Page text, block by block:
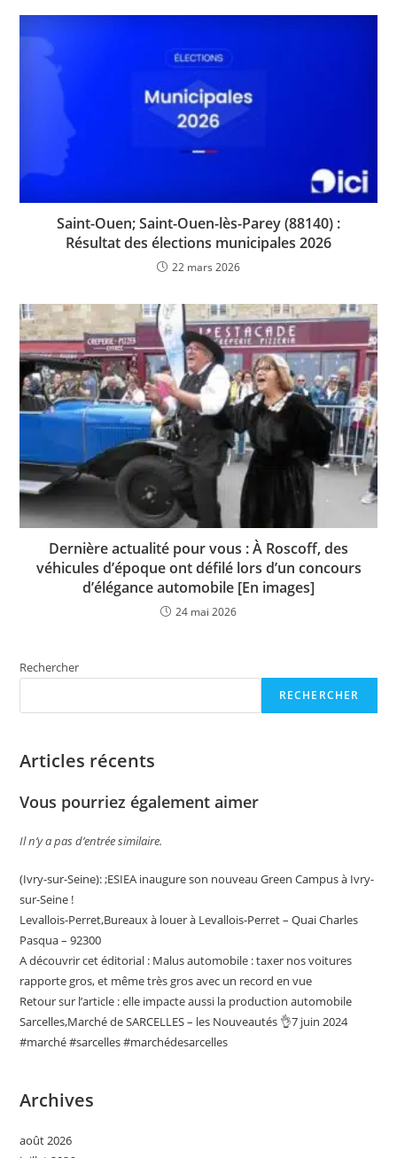
Saint-Ouen; Saint-Ouen-lès-Parey (88140) :
Résultat des élections municipales 2026
22 mars 2026
Dernière actualité pour vous : À Roscoff, des
véhicules d’époque ont défilé lors d’un concours
d’élégance automobile [En images]
24 mai 2026
Rechercher
RECHERCHER
Articles récents
Vous pourriez également aimer
Il n’y a pas d’entrée similaire.
(Ivry-sur-Seine): ;ESIEA inaugure son nouveau Green Campus à Ivry-
sur-Seine !
Levallois-Perret,Bureaux à louer à Levallois-Perret – Quai Charles
Pasqua – 92300
A découvrir cet éditorial : Malus automobile : taxer nos voitures
rapporte gros, et même très gros avec un record en vue
Retour sur l’article : elle impacte aussi la production automobile
Sarcelles,Marché de SARCELLES – les Nouveautés 👌7 juin 2024
#marché #sarcelles #marchédesarcelles
Archives
août 2026